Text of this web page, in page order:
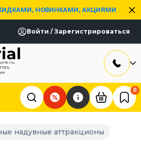
НОВИНКАМИ, АКЦИЯМИ
Войти / Зарегистрироваться
0
надувные аттракционы